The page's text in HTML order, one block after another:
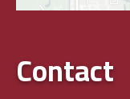
Contact